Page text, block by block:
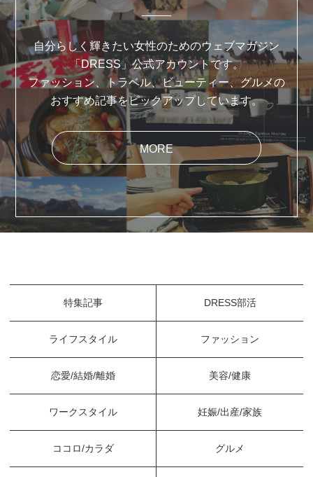
自分らしく輝きたい女性のためのウェブマガジン
「DRESS」公式アカウントです。
ファッション、トラベル、ビューティー、グルメの
おすすめ記事をピックアップしています。
MORE
特集記事 DRESS部活
ライフスタイル ファッション
恋愛/結婚/離婚 美容/健康
ワークスタイル 妊娠/出産/家族
ココロ/カラダ グルメ